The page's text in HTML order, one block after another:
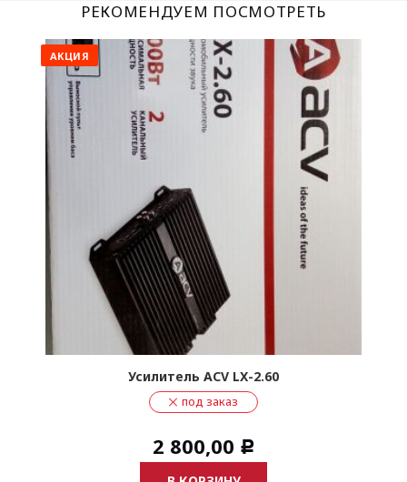
РЕКОМЕНДУЕМ ПОСМОТРЕТЬ
АКЦИЯ
Усилитель ACV LX-2.60
под заказ
2 800,00 Р